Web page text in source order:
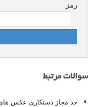
رمز
سوالات مرتبط
حد مجاز دستکاری عکس